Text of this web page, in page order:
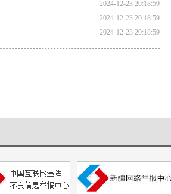
2024-12-23 20:18:59
2024-12-23 20:18:59
2024-12-23 20:18:59